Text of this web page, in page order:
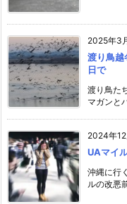
2025年3
渡り鳥越
日で
渡り鳥た
マガンと
2024年12
UAマイ
沖縄に行
ルの改悪